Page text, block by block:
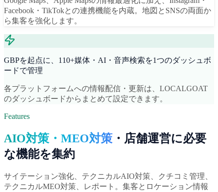
Facebook・TikTokとの連携機能を内蔵。地図とSNSの両面か
ら集客を強化します。
GBPを起点に、110+媒体・AI・音声検索を1つのダッシュボ
ードで管理
各プラットフォームへの情報配信・更新は、LOCALGOAT
のダッシュボードからまとめて設定できます。
Features
AIO対策・MEO対策 ・店舗運営に必要
な機能を集約
サイテーション強化、テクニカルAIO対策、クチコミ管理、
テクニカルMEO対策、レポート。集客とロケーション情報